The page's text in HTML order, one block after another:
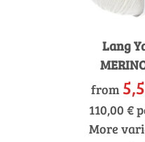
Lang
from
110,00 €
More